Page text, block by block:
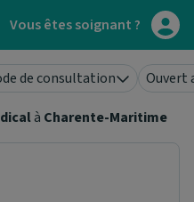
Vous êtes soignant ?
de consultation
Ouvert
à Charente-Maritime